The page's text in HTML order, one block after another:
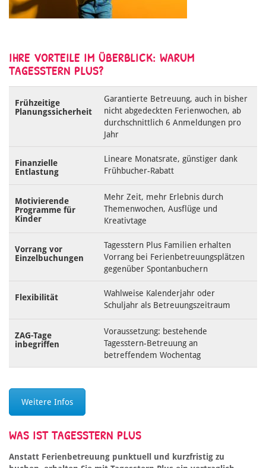
IHRE VORTEILE IM ÜBERBLICK: WARUM
TAGESSTERN PLUS?
Frühzeitige
Planungssicherheit
Garantierte Betreuung, auch in bisher
nicht abgedeckten Ferienwochen, ab
durchschnittlich 6 Anmeldungen pro
Jahr
Finanzielle
Entlastung
Lineare Monatsrate, günstiger dank
Frühbucher-Rabatt
Motivierende
Programme für
Kinder
Mehr Zeit, mehr Erlebnis durch
Themenwochen, Ausflüge und
Kreativtage
Vorrang vor
Einzelbuchungen
Tagesstern Plus Familien erhalten
Vorrang bei Ferienbetreuungsplätzen
gegenüber Spontanbuchern
Flexibilität
Wahlweise Kalenderjahr oder
Schuljahr als Betreuungszeitraum
ZAG-Tage
inbegriffen
Voraussetzung: bestehende
Tagesstern-Betreuung an
betreffendem Wochentag
Weitere Infos
WAS IST TAGESSTERN PLUS
Anstatt Ferienbetreuung punktuell und kurzfristig zu